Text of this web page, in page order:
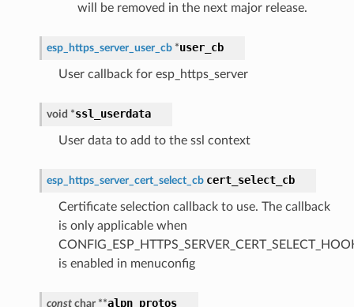
will be removed in the next major release.
esp_https_server_user_cb *user_cb
User callback for esp_https_server
void *ssl_userdata
User data to add to the ssl context
esp_https_server_cert_select_cb cert_select_cb
Certificate selection callback to use. The callback
is only applicable when
is enabled in menuconfig
const char **alpn_protos